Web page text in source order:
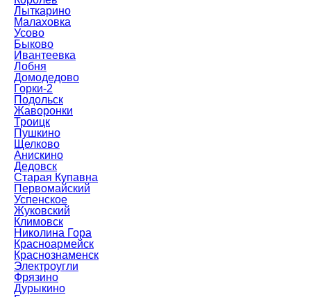
Лыткарино
Малаховка
Усово
Быково
Ивантеевка
Лобня
Домодедово
Горки-2
Подольск
Жаворонки
Троицк
Пушкино
Щелково
Анискино
Дедовск
Старая Купавна
Первомайский
Успенское
Жуковский
Климовск
Николина Гора
Красноармейск
Краснознаменск
Электроугли
Фрязино
Дурыкино